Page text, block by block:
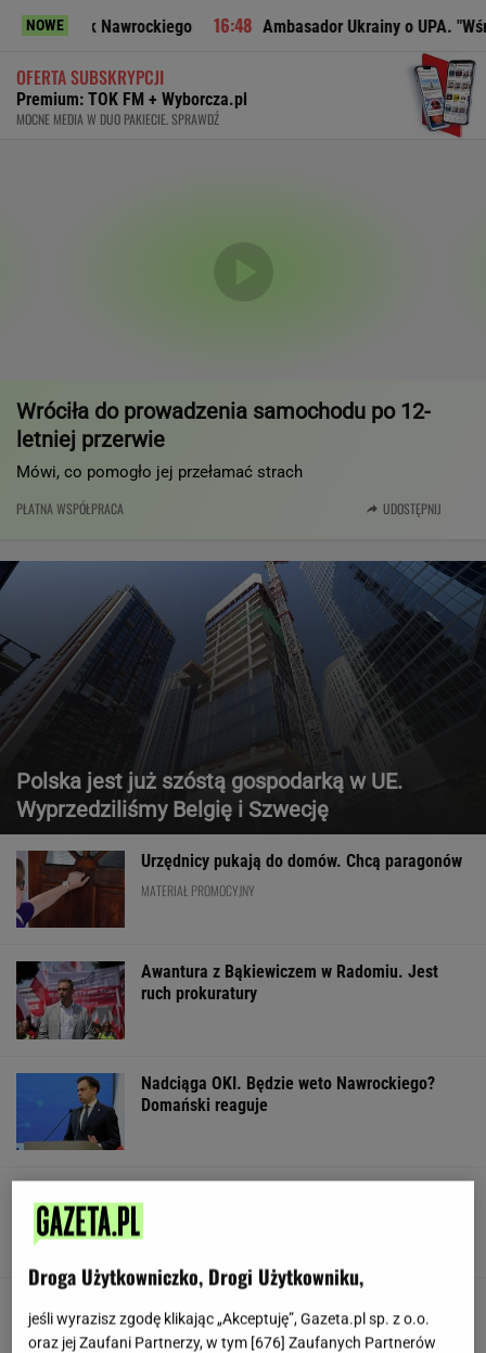
NOWE
Nawrockiego Ambasador Ukrainy o UPA. "Wśród Polaków
OFERTA SUBSKRYPCJI
Premium: TOK FM + Wyborcza.pl
MOCNE MEDIA W DUO PAKIECIE. SPRAWDŹ
Wróciła do prowadzenia samochodu po 12-
letniej przerwie
Mówi, co pomogło jej przełamać strach
PŁATNA WSPÓŁPRACA UDOSTĘPNIJ
Polska jest już szóstą gospodarką w UE.
Wyprzedziliśmy Belgię i Szwecję
Urzędnicy pukają do domów. Chcą paragonów
MATERIAŁ PROMOCYJNY
Awantura z Bąkiewiczem w Radomiu. Jest
ruch prokuratury
Nadciąga OKI. Będzie weto Nawrockiego?
Domański reaguje
SUBSKRYPCJA
żeby był Bidenem
Droga Użytkowniczko, Drogi Użytkowniku,
jeśli wyrazisz zgodę klikając „Akceptuję”, Gazeta.pl sp. z o.o.
oraz jej Zaufani Partnerzy, w tym [676] Zaufanych Partnerów